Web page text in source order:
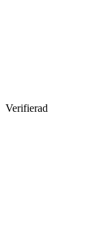
Verifierad